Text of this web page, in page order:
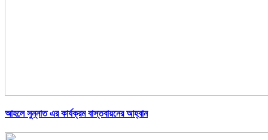
আহলে সুন্নাত এর কার্যক্রম বাস্তবায়নের আহ্বান